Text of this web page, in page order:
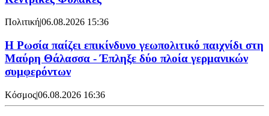
Πολιτική|06.08.2026 15:36
Η Ρωσία παίζει επικίνδυνο γεωπολιτικό παιχνίδι στη
Μαύρη Θάλασσα - Έπληξε δύο πλοία γερμανικών
συμφερόντων
Κόσμος|06.08.2026 16:36